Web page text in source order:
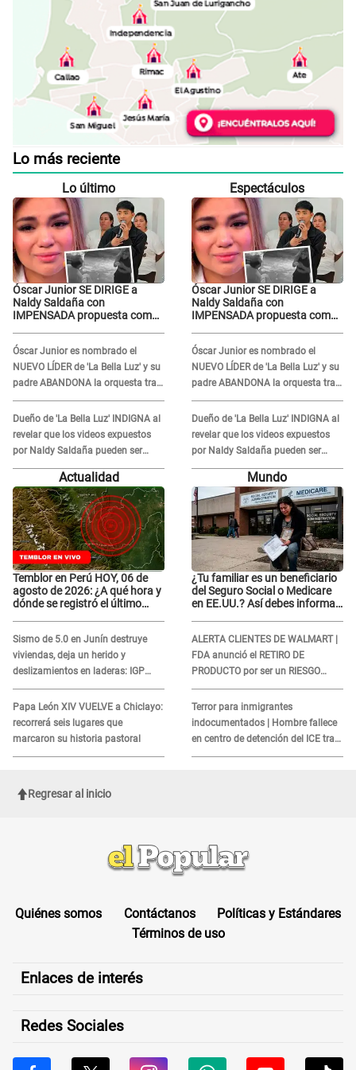
Lo más reciente
Lo último
Óscar Junior SE DIRIGE a
Naldy Saldaña con
IMPENSADA propuesta como
ley..."
Óscar Junior es nombrado el
NUEVO LÍDER de 'La Bella Luz' y su
padre ABANDONA la orquesta tras
caso Naldy Saldaña: "Son
errores..."
Dueño de 'La Bella Luz' INDIGNA al
revelar que los videos expuestos
por Naldy Saldaña pueden ser
EDITADOS: "Yo tengo sus dos
Espectáculos
Óscar Junior SE DIRIGE a
Naldy Saldaña con
IMPENSADA propuesta como
ley..."
Óscar Junior es nombrado el
NUEVO LÍDER de 'La Bella Luz' y su
padre ABANDONA la orquesta tras
caso Naldy Saldaña: "Son
errores..."
Dueño de 'La Bella Luz' INDIGNA al
revelar que los videos expuestos
por Naldy Saldaña pueden ser
EDITADOS: "Yo tengo sus dos
Actualidad
Temblor en Perú HOY, 06 de
agosto de 2026: ¿A qué hora y
dónde se registró el último
Sismo de 5.0 en Junín destruye
viviendas, deja un herido y
deslizamientos en laderas: IGP
alerta sobre posibles réplicas
Papa León XIV VUELVE a Chiclayo:
recorrerá seis lugares que
marcaron su historia pastoral
Mundo
¿Tu familiar es un beneficiario
del Seguro Social o Medicare
en EE.UU.? Así debes informar
ALERTA CLIENTES DE WALMART |
FDA anunció el RETIRO DE
PRODUCTO por ser un RIESGO
MORTAL para consumidores: ¿Cuál
es?
Terror para inmigrantes
indocumentados | Hombre fallece
en centro de detención del ICE tras
sufrir una "emergencia médica"
Regresar al inicio
Quiénes somos Contáctanos
Políticas y Estándares
Términos de uso
Enlaces de interés
Redes Sociales